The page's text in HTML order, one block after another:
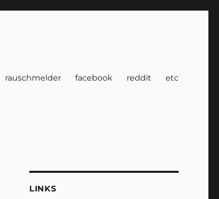
rauschmelder facebook reddit etc
LINKS